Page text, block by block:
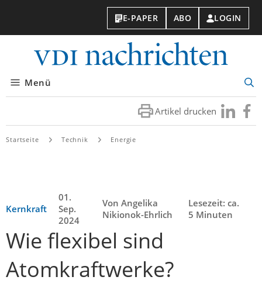
E-PAPER ABO LOGIN
Menü
Artikel drucken Besuchen
Sie
Sie
Startseite Technik Energie
Kernkraft
01.
Sep.
2024
Von Angelika
Nikionok-Ehrlich
Lesezeit: ca.
5 Minuten
Wie flexibel sind
Atomkraftwerke?